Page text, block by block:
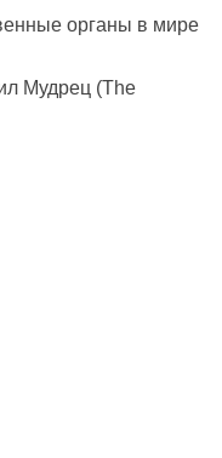
органы в мире
Мудрец (The